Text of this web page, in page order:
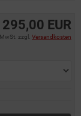
295,00 EUR
zzgl. Versandkosten